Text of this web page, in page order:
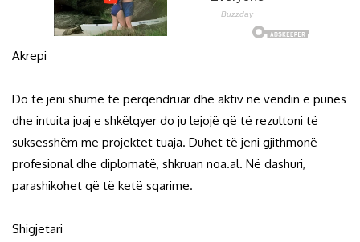
Akrepi
Do të jeni shumë të përqendruar dhe aktiv në vendin e punës
dhe intuita juaj e shkëlqyer do ju lejojë që të rezultoni të
suksesshëm me projektet tuaja. Duhet të jeni gjithmonë
profesional dhe diplomatë, shkruan noa.al. Në dashuri,
parashikohet që të ketë sqarime.
Shigjetari